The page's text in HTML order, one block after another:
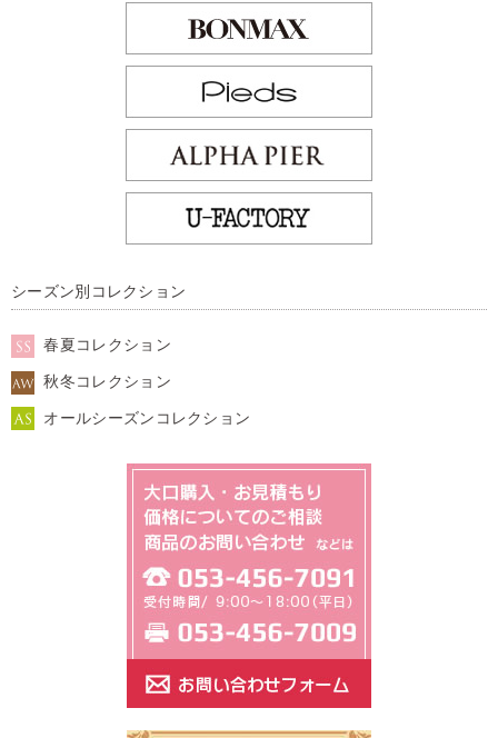
シーズン別コレクション
春夏コレクション
秋冬コレクション
オールシーズンコレクション